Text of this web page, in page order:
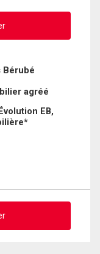
inscription
Bérubé
agréé
EB,